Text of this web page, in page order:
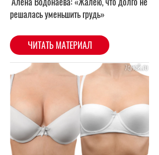
решалась уменьшить грудь»
ЧИТАТЬ МАТЕРИАЛ